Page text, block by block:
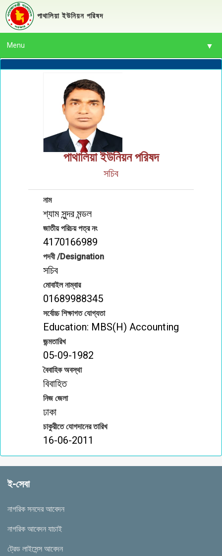
পাথালিয়া ইউনিয়ন পরিষদ
Menu ▼
পাথালিয়া ইউনিয়ন পরিষদ
সচিব
নাম
শ্যাম সুন্দর মন্ডল
জাতীয় পরিচয় পত্র নং
4170166989
পদবী /Designation
সচিব
মোবাইল নাম্বার
01689988345
সর্বোচ্চ শিক্ষাগত যোগ্যতা
Education: MBS(H) Accounting
জন্মতারিখ
05-09-1982
বৈবাহিক অবস্থা
বিবাহিত
নিজ জেলা
ঢাকা
চাকুরীতে যোগদানের তারিখ
16-06-2011
ই-সেবা
নাগরিক সনদের আবেদন
নাগরিক আবেদন যাচাই
ট্রেড লাইসেন্স আবেদন